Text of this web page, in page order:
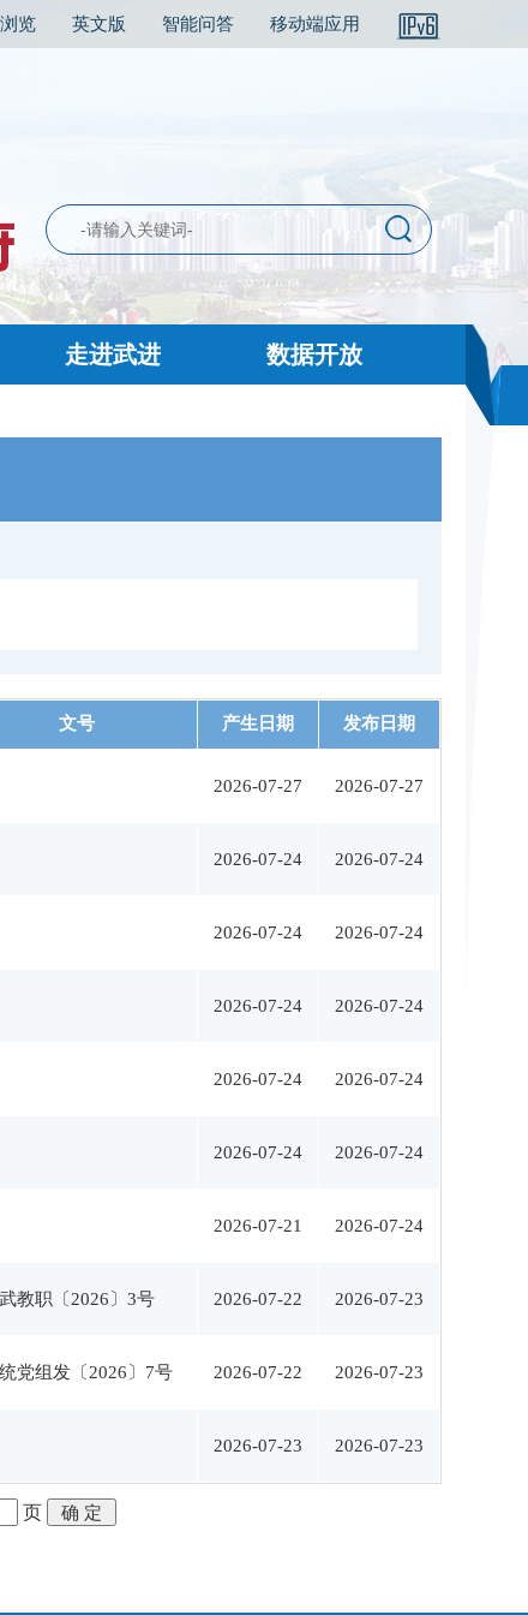
览 英文版 智能问答 移动端应用
走进武进 数据开放
文号 产生日期 发布日期
2026-07-27 2026-07-27
2026-07-24 2026-07-24
2026-07-24 2026-07-24
2026-07-24 2026-07-24
2026-07-24 2026-07-24
2026-07-24 2026-07-24
2026-07-21 2026-07-24
武教职〔2026〕3号 2026-07-22 2026-07-23
党组发〔2026〕7号 2026-07-22 2026-07-23
2026-07-23 2026-07-23
页